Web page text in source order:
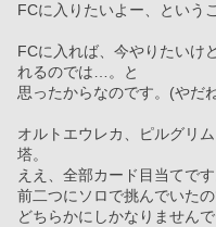
FCに入りたいよー、という
FCに入れば、今やりたいけ
れるのでは…。と
思ったからなのです。(やだ
オルトエウレカ、ピルグリ
塔。
ええ、全部カード目当てです
前二つにソロで挑んでいた
どちらかにしかなりませんで